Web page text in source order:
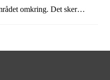
omkring. Det sker
vejen for byudvikling i